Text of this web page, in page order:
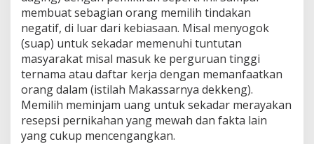
membuat sebagian orang memilih tindakan
negatif, di luar dari kebiasaan. Misal menyogok
(suap) untuk sekadar memenuhi tuntutan
masyarakat misal masuk ke perguruan tinggi
ternama atau daftar kerja dengan memanfaatkan
orang dalam (istilah Makassarnya dekkeng).
Memilih meminjam uang untuk sekadar merayakan
resepsi pernikahan yang mewah dan fakta lain
yang cukup mencengangkan.